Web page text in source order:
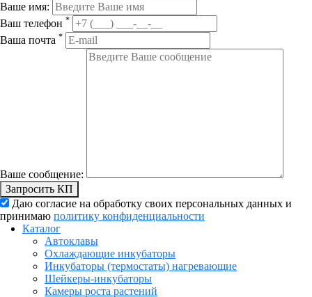
Ваше имя:
Ваш телефон *
Ваша почта *
Ваше сообщение:
Запросить КП
Даю согласие на обработку своих персональных данных и
принимаю политику конфиденциальности
Каталог
Автоклавы
Охлаждающие инкубаторы
Инкубаторы (термостаты) нагревающие
Шейкеры-инкубаторы
Камеры роста растений